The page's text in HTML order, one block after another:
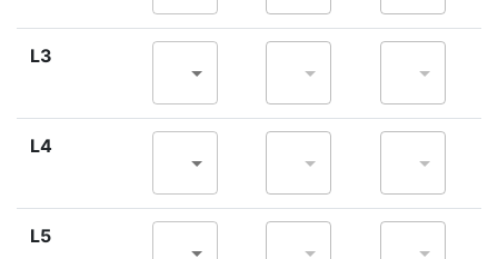
L3
L4
L5